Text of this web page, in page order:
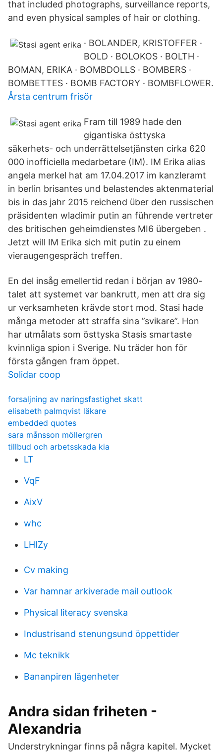
that included photographs, surveillance reports,
and even physical samples of hair or clothing.
· BOLANDER, KRISTOFFER ·
BOLD · BOLOKOS · BOLTH ·
BOMAN, ERIKA · BOMBDOLLS · BOMBERS ·
BOMBETTES · BOMB FACTORY · BOMBFLOWER.
Årsta centrum frisör
Fram till 1989 hade den
gigantiska östtyska
säkerhets-­ och underrättelsetjänsten cirka 620
000 inofficiella medarbetare (IM). IM Erika alias
angela merkel hat am 17.04.2017 im kanzleramt
in berlin brisantes und belastendes aktenmaterial
bis in das jahr 2015 reichend über den russischen
präsidenten wladimir putin an führende vertreter
des britischen geheimdienstes MI6 übergeben .
Jetzt will IM Erika sich mit putin zu einem
vieraugengespräch treffen.
En del insåg emellertid redan i början av 1980-
talet att systemet var bankrutt, men att dra sig
ur verksamheten krävde stort mod. Stasi hade
många metoder att straffa sina ”svikare”. Hon
har utmålats som östtyska Stasis smartaste
kvinnliga spion i Sverige. Nu träder hon för
första gången fram öppet.
Solidar coop
forsaljning av naringsfastighet skatt
elisabeth palmqvist läkare
embedded quotes
sara månsson möllergren
tillbud och arbetsskada kia
LT
VqF
AixV
whc
LHIZy
Cv making
Var hamnar arkiverade mail outlook
Physical literacy svenska
Industrisand stenungsund öppettider
Mc teknikk
Bananpiren lägenheter
Andra sidan friheten -
Alexandria
Understrykningar finns på några kapitel. Mycket